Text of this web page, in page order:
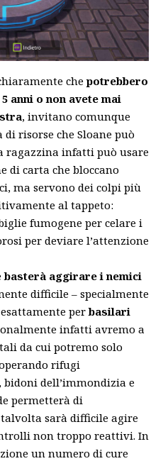
chepotrebbero
anni o non avete mai
, invitano comunque
risorse che Sloane può
ragazzina infatti può usare
di carta che bloccano
ma servono dei colpi più
al tappeto:
fumogene per celare i
per deviare l’attenzione
basterà aggirare i nemici
difficile – specialmente
perbasilari
infatti avremo a
da cui potremo solo
rifugi
dell’immondizia e
permetterà di
sarà difficile agire
non troppo reattivi. In
un numero di cure